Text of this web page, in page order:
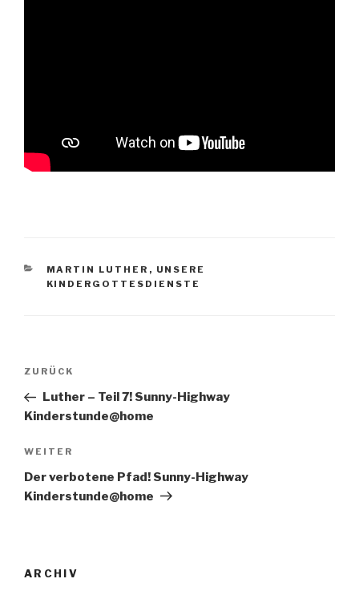
KATEGORIEN
MARTIN LUTHER , UNSERE
KINDERGOTTESDIENSTE
Beitragsnavigation
Vorheriger
Beitrag
ZURÜCK
Luther – Teil 7! Sunny-Highway
Kinderstunde@home
Nächster
Beitrag
WEITER
Der verbotene Pfad! Sunny-Highway
Kinderstunde@home
ARCHIV